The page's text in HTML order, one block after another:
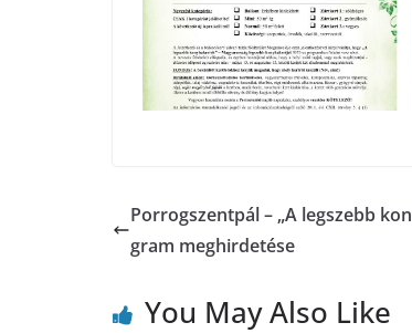
Porrogszentpál – „A legszebb
gram meghirdetése
You May Also Like